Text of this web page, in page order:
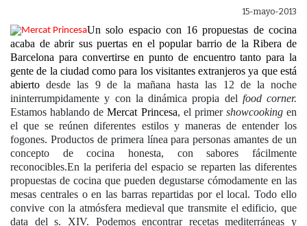
15-mayo-2013
Un solo espacio con 16 propuestas de cocina
acaba de abrir sus puertas en el popular barrio de la Ribera de
Barcelona para convertirse en punto de encuentro tanto para la
gente de la ciudad como para los visitantes extranjeros ya que está
abiertodesde las 9 de la mañana hasta las 12 de la noche
ininterrumpidamentey con la dinámica propia del food corner.
Estamos hablando de Mercat Princesa, el primer showcooking en
el que se reúnen diferentes estilos y maneras de entender los
fogones. Productos de primera línea para personas amantes de un
concepto de cocina honesta, con sabores fácilmente
reconocibles.En la periferia del espacio se reparten las diferentes
propuestas de cocina que pueden degustarse cómodamente en las
mesas centrales o en las barras repartidas por el local. Todo ello
convive con la atmósfera medieval que transmite el edificio, que
data del s. XIV. Podemos encontrar recetas mediterráneas y